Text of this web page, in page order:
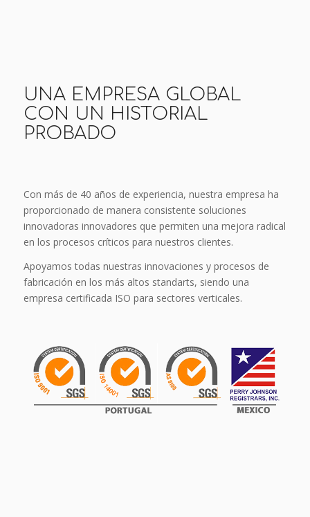
UNA EMPRESA GLOBAL
CON UN HISTORIAL
PROBADO
Con más de 40 años de experiencia, nuestra empresa ha
proporcionado de manera consistente soluciones
innovadoras innovadores que permiten una mejora radical
en los procesos críticos para nuestros clientes.
Apoyamos todas nuestras innovaciones y procesos de
fabricación en los más altos standarts, siendo una
empresa certificada ISO para sectores verticales.